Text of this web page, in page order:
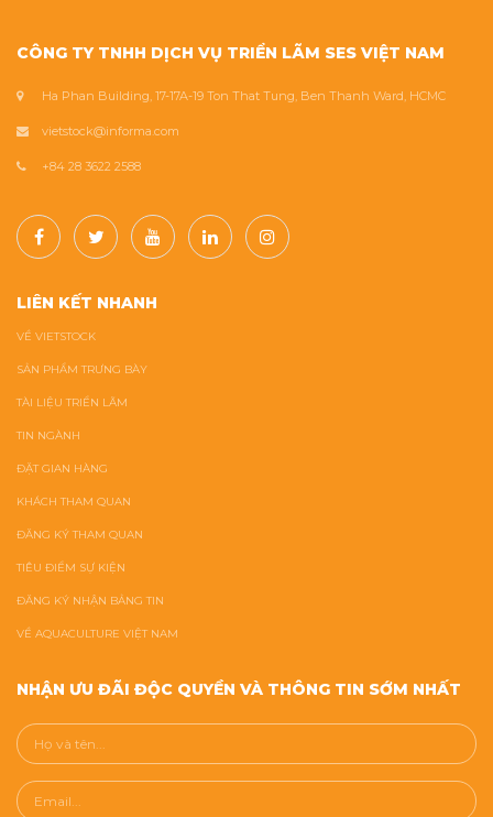
CÔNG TY TNHH DỊCH VỤ TRIỂN LÃM SES VIỆT NAM
Ha Phan Building, 17-17A-19 Ton That Tung, Ben Thanh Ward, HCMC
vietstock@informa.com
+84 28 3622 2588
LIÊN KẾT NHANH
VỀ VIETSTOCK
SẢN PHẨM TRƯNG BÀY
TÀI LIỆU TRIỂN LÃM
TIN NGÀNH
ĐẶT GIAN HÀNG
KHÁCH THAM QUAN
ĐĂNG KÝ THAM QUAN
TIÊU ĐIỂM SỰ KIỆN
ĐĂNG KÝ NHẬN BẢNG TIN
VỀ AQUACULTURE VIỆT NAM
NHẬN ƯU ĐÃI ĐỘC QUYỀN VÀ THÔNG TIN SỚM NHẤT